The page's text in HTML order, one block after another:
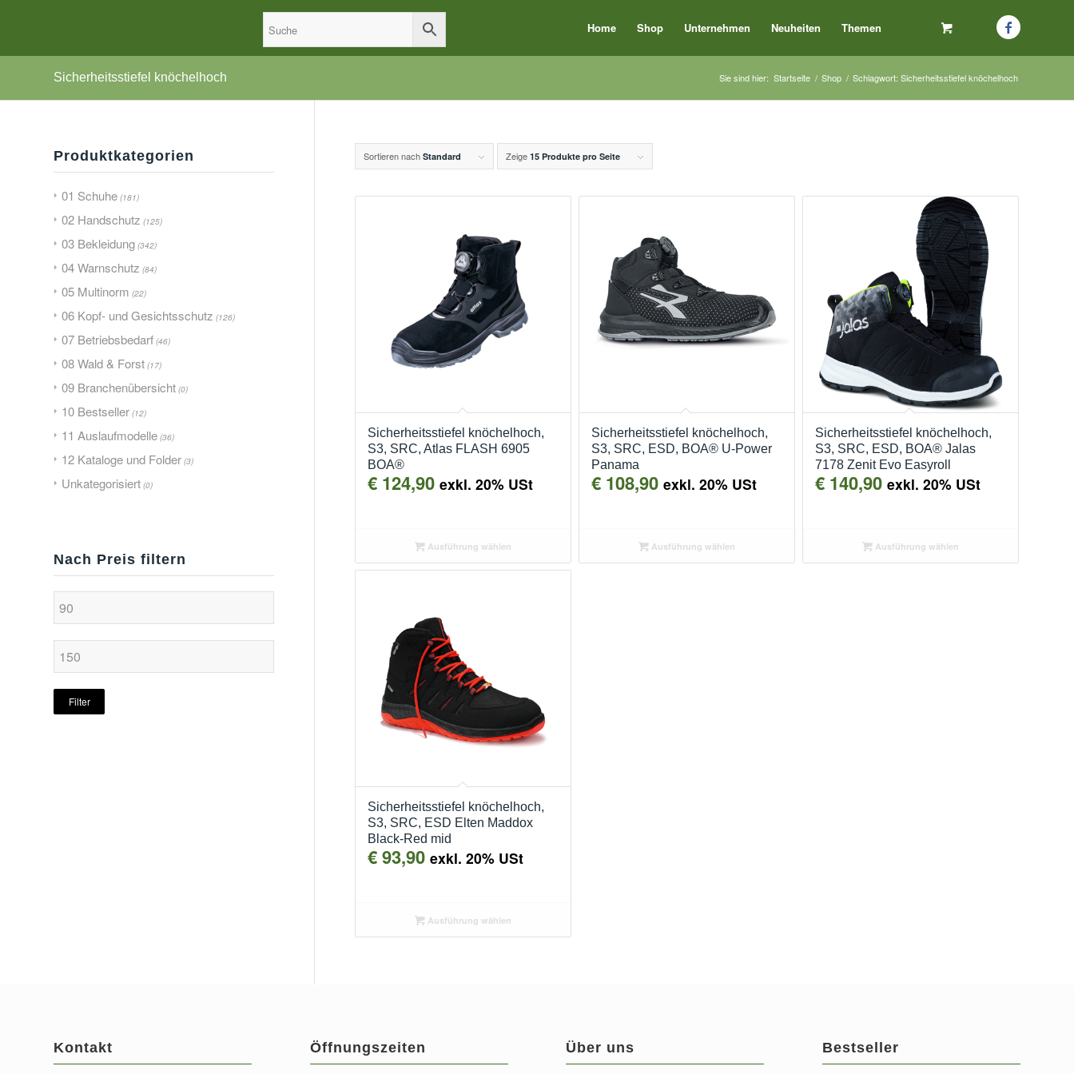
Home Shop Unternehmen Neuheiten Themen
Sicherheitsstiefel knöchelhoch Sie sind hier: Startseite / Shop / Schlagwort: Sicherheitsstiefel knöchelhoch
Sortieren nach Standard Zeige 15 Produkte pro Seite
Sicherheitsstiefel knöchelhoch,
S3, SRC, Atlas FLASH 6905
BOA®
€124,90 exkl. 20% USt
Ausführung wählen
Sicherheitsstiefel knöchelhoch,
S3, SRC, ESD, BOA® U-Power
Panama
€108,90 exkl. 20% USt
Ausführung wählen
Sicherheitsstiefel knöchelhoch,
S3, SRC, ESD, BOA® Jalas
7178 Zenit Evo Easyroll
€140,90 exkl. 20% USt
Ausführung wählen
Sicherheitsstiefel knöchelhoch,
S3, SRC, ESD Elten Maddox
Black-Red mid
€93,90 exkl. 20% USt
Ausführung wählen
Produktkategorien
01 Schuhe (181)
02 Handschutz (125)
03 Bekleidung (342)
04 Warnschutz (84)
05 Multinorm (22)
06 Kopf- und Gesichtsschutz (126)
07 Betriebsbedarf (46)
08 Wald & Forst (17)
09 Branchenübersicht (0)
10 Bestseller (12)
11 Auslaufmodelle (36)
12 Kataloge und Folder (3)
Unkategorisiert (0)
Nach Preis filtern
Filter
Kontakt Öffnungszeiten Über uns Bestseller